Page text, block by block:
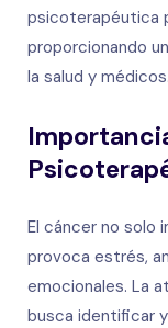
psicoterapéutica
proporcionando
la salud y médicos.
El cáncer no solo
provoca estrés,
emocionales. La
busca identificar